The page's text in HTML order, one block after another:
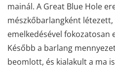
mainál. A Great Blue Hole
mészkőbarlangként
emelkedésével fokozatosan
Később a barlang
beomlott, és kialakult a ma